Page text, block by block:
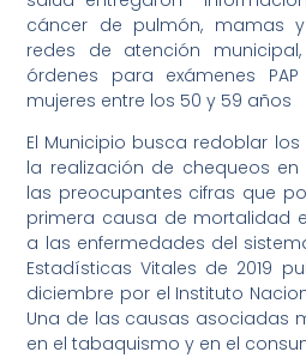
cáncer de pulmón, mamas
redes de atención
órdenes para exámenes
mujeres entre los 50 y 59 años
El Municipio busca redoblar
la realización de chequeos
las preocupantes cifras que
primera causa de mortalidad
a las enfermedades del
Estadísticas Vitales de 2019
diciembre por el Instituto
Una de las causas asociadas
en el tabaquismo y en el